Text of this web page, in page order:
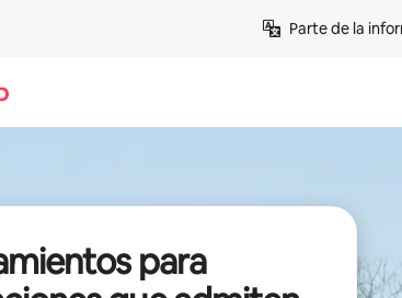
Parte de la
para